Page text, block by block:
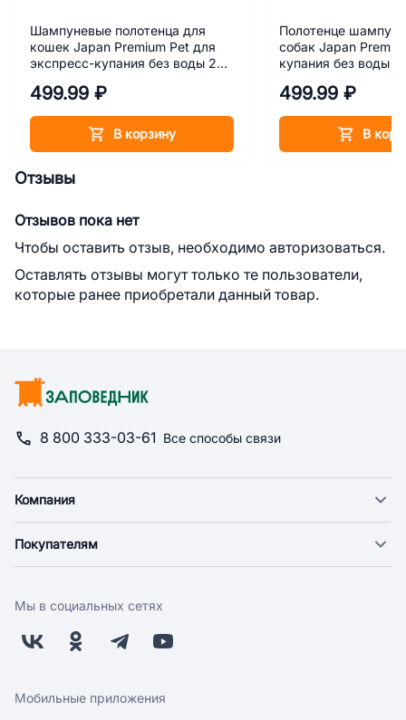
Шампуневые полотенца для
кошек Japan Premium Pet для
экспресс-купания без воды 25
499.99 ₽
В корзину
Полотенце
собак Japan
купания без воды
499.99 ₽
В
Отзывы
Отзывов пока нет
Чтобы оставить отзыв, необходимо авторизоваться.
Оставлять отзывы могут только те пользователи,
которые ранее приобретали данный товар.
8 800 333-03-61 Все способы связи
Компания
Новости
Поставщикам
Заводчикам
Обратная связь
Покупателям
Оплата
Бонусная программа
Скидки и акции
Мы в социальных сетях
Мобильные приложения